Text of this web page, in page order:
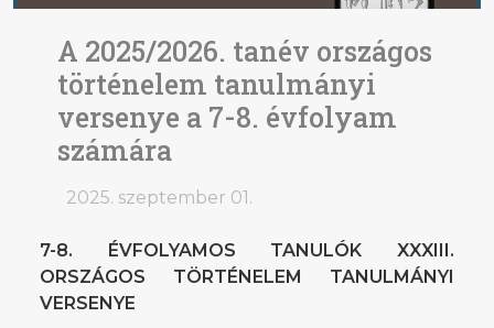
A 2025/2026. tanév országos
történelem tanulmányi
versenye a 7-8. évfolyam
számára
2025. szeptember 01.
7-8. ÉVFOLYAMOS TANULÓK XXXIII.
ORSZÁGOS TÖRTÉNELEM TANULMÁNYI
VERSENYE